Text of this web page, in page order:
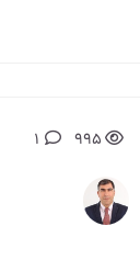
995
1